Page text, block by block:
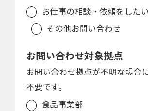
お仕事の相談・依頼をしたい
その他お問い合わせ
お問い合わせ対象拠点
お問い合わせ拠点が不明な場合
不要です。
食品事業部